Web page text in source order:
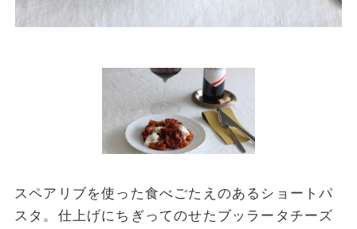
スペアリブを使った食べごたえのあるショートパ
スタ。仕上げにちぎってのせたブッラータチーズ